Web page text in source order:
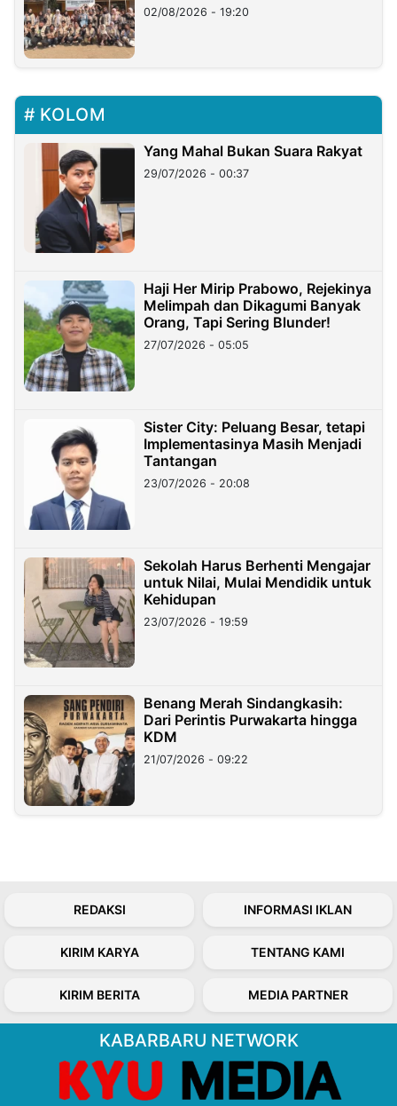
02/08/2026 - 19:20
KOLOM
Yang Mahal Bukan Suara Rakyat
29/07/2026 - 00:37
Haji Her Mirip Prabowo, Rejekinya
Melimpah dan Dikagumi Banyak
Orang, Tapi Sering Blunder!
27/07/2026 - 05:05
Sister City: Peluang Besar, tetapi
Implementasinya Masih Menjadi
Tantangan
23/07/2026 - 20:08
Sekolah Harus Berhenti Mengajar
untuk Nilai, Mulai Mendidik untuk
Kehidupan
23/07/2026 - 19:59
Benang Merah Sindangkasih:
Dari Perintis Purwakarta hingga
KDM
21/07/2026 - 09:22
REDAKSI INFORMASI IKLAN
KIRIM KARYA TENTANG KAMI
KIRIM BERITA MEDIA PARTNER
KABARBARU NETWORK